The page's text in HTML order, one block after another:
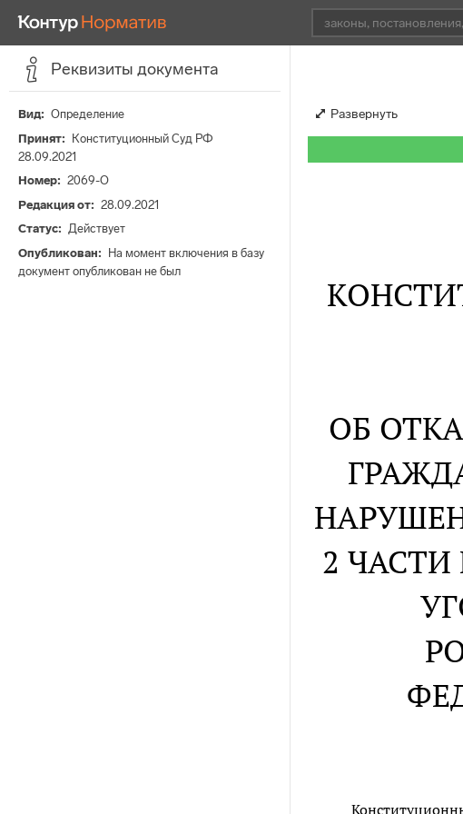
Реквизиты документа
Вид
Определение
Принят
Конституционный Суд РФ
28.09.2021
Номер
2069-О
Редакция от
28.09.2021
Статус
Действует
Опубликован
На момент включения в базу
документ опубликован не был
Развернуть
ОБ
2 ЧАСТИ